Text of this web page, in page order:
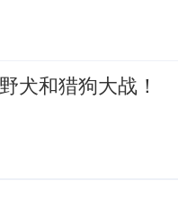
犬和猎狗大战！